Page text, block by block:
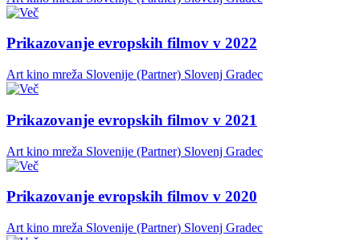
Prikazovanje evropskih filmov v 2022
Art kino mreža Slovenije (Partner) Slovenj Gradec
Prikazovanje evropskih filmov v 2021
Art kino mreža Slovenije (Partner) Slovenj Gradec
Prikazovanje evropskih filmov v 2020
Art kino mreža Slovenije (Partner) Slovenj Gradec